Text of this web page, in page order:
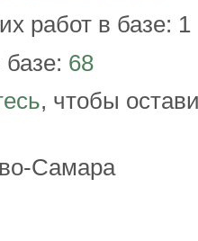
работ в базе: 1
68
, чтобы
Самара